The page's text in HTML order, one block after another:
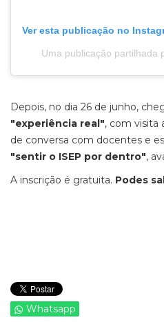
Ver esta publicação no
Uma publicação partilhada
Depois, no dia 26 de junho,
"experiência real", com visita
de conversa com docentes e
"sentir o ISEP por dentro",
A inscrição é gratuita. Podes
Whatsapp